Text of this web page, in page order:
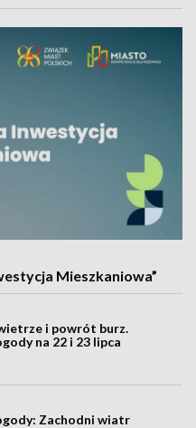
Mieszkaniowa”
i powrót burz.
na 22 i 23 lipca
Zachodni wiatr